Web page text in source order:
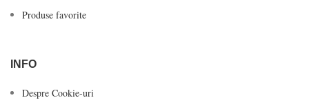
Produse favorite
INFO
Despre Cookie-uri